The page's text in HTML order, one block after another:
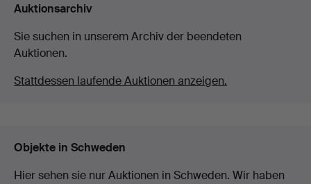
Auktionsarchiv
Sie suchen in unserem Archiv der beendeten
Auktionen.
Stattdessen laufende Auktionen anzeigen.
Objekte in Schweden
Hier sehen sie nur Auktionen in Schweden. Wir haben